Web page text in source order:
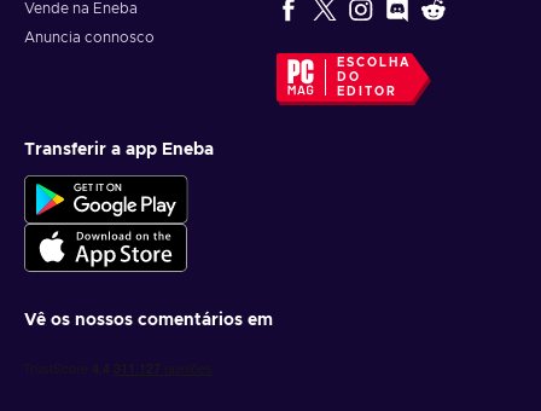
Vende na Eneba
Anuncia connosco
ESCOLHA
DO
EDITOR
Transferir a app Eneba
Vê os nossos comentários em